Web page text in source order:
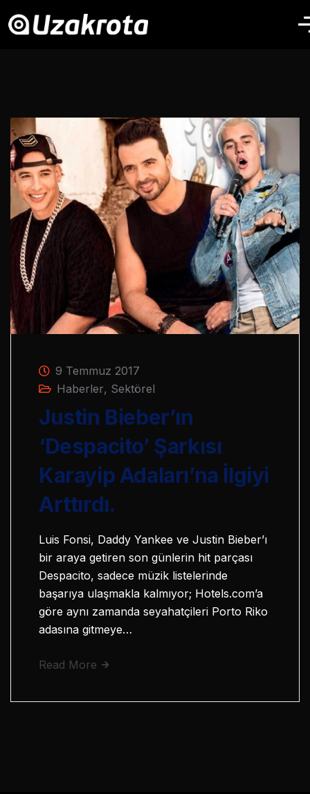
9 Temmuz 2017
Haberler, Sektörel
Justin Bieber’ın
‘Despacito’ Şarkısı
Karayip Adaları’na İlgiyi
Arttırdı.
Luis Fonsi, Daddy Yankee ve Justin Bieber’ı
bir araya getiren son günlerin hit parçası
Despacito, sadece müzik listelerinde
başarıya ulaşmakla kalmıyor; Hotels.com’a
göre aynı zamanda seyahatçileri Porto Riko
adasına gitmeye…
Read More